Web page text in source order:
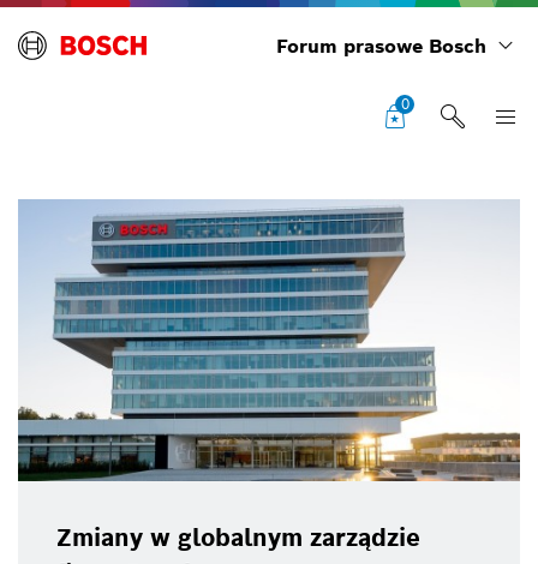
Forum prasowe Bosch
0
Zmiany w globalnym zarządzie